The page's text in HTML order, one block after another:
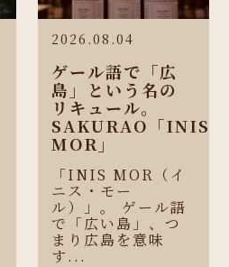
2026.08.04
ゲール語で「広
島」という名の
リキュール。
SAKURAO「INIS
MOR」
「INIS MOR（イ
ニス・モー
ル）」。 ゲール語
で「広い島」、つ
まり広島を意味
す...